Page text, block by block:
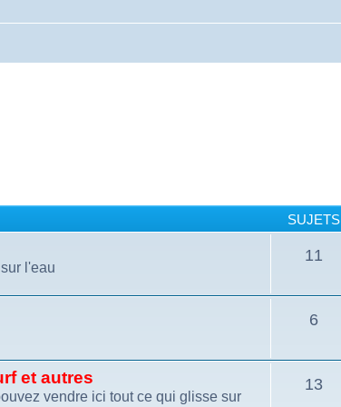
SUJETS
l'eau
11
6
et autres
vendre ici tout ce qui glisse sur
13